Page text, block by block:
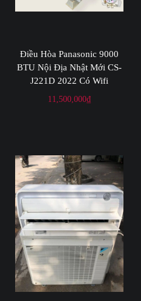
Điều Hòa Panasonic 9000
BTU Nội Địa Nhật Mới CS-
J221D 2022 Có Wifi
11,500,000₫